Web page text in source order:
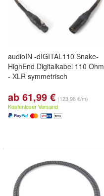
audioIN -dIGITAL110 Snake-
HighEnd Digitalkabel 110 Ohm
- XLR symmetrisch
ab 61,99 € (123,98 €/m)
Kostenloser Versand